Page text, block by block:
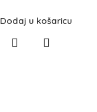
Dodaj u košaricu